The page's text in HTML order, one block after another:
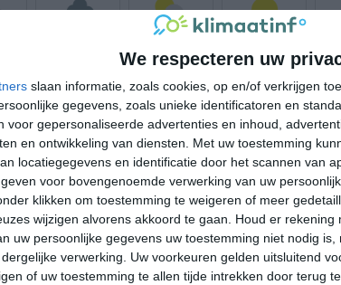
We respecteren uw
slaan informatie, zoals cookies, op en/of verkrijgen
gegevens, zoals unieke identificatoren en
voor gepersonaliseerde advertenties en inhoud,
en ontwikkeling van diensten.
Met uw toestemming
locatiegegevens en identificatie door het scannen van
voor bovengenoemde verwerking van uw
klikken om toestemming te weigeren of meer
wijzigen alvorens akkoord te gaan.
Houd er rekening
uw persoonlijke gegevens uw toestemming niet nodig
verwerking. Uw voorkeuren gelden uitsluitend
of uw toestemming te allen tijde intrekken door terug
19°C 20°C 17°C 14°C
15:00 18:00 21:00 00:00
15:00 18:00 21:00 00:00
WNW 3 WNW 2 NNW 1 ONO 1